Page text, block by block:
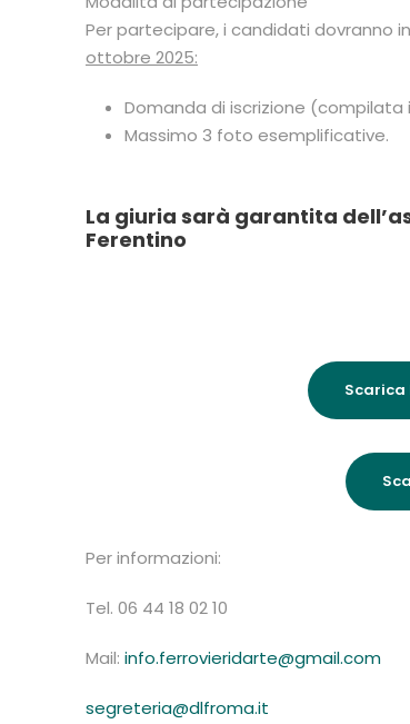
Per partecipare, i candidati dovranno
ottobre 2025:
Domanda di iscrizione
Massimo 3 foto esemplificative.
La giuria sarà garantita
Ferentino
Scarica
Per informazioni:
Tel. 06 44 18 02 10
Mail: info.ferrovieridarte@gmail.com
segreteria@dlfroma.it